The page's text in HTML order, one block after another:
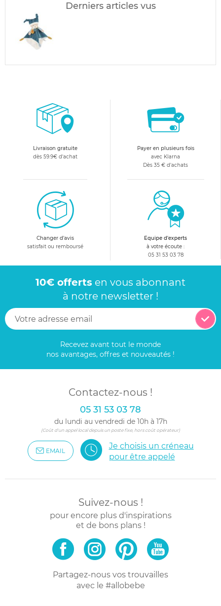
Derniers articles vus
Livraison gratuite
dès 59.9€ d'achat
Payer en plusieurs fois
avec Klarna
Dès 35 € d'achats
Changer d'avis
satisfait ou remboursé
Equipe d'experts
à votre écoute :
05 31 53 03 78
10€ offerts en vous abonnant
à notre newsletter !
Recevez avant tout le monde
nos avantages, offres et nouveautés !
Contactez-nous !
05 31 53 03 78
du lundi au vendredi de 10h à 17h
(Coût d'un appel local depuis un poste fixe, hors coût opérateur)
EMAIL
Je choisis un créneau
pour être appelé
Suivez-nous !
pour encore plus d'inspirations
et de bons plans !
Partagez-nous vos trouvailles
avec le #allobebe